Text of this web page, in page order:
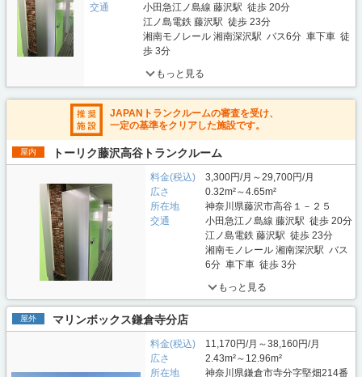
交通
小田急江ノ島線 藤沢駅 徒歩 20分
江ノ島電鉄 藤沢駅 徒歩 23分
湘南モノレール 湘南深沢駅 バス6分 車下車 徒
歩 3分
もっと見る
JAPANトランクルームの審査を受け、
一定の基準をクリアした施設です。
屋内 トーリク藤沢高谷トランクルーム
料金(税込)
3,300円/月～29,700円/月
広さ
0.32m²～4.65m²
所在地
神奈川県藤沢市高谷１－２５
交通
小田急江ノ島線 藤沢駅 徒歩 20分
江ノ島電鉄 藤沢駅 徒歩 23分
湘南モノレール 湘南深沢駅 バス
6分 車下車 徒歩 3分
もっと見る
屋外 マリンボックス鎌倉寺分店
料金(税込)
11,170円/月～38,160円/月
広さ
2.43m²～12.96m²
所在地
神奈川県鎌倉市寺分字堅畑214番